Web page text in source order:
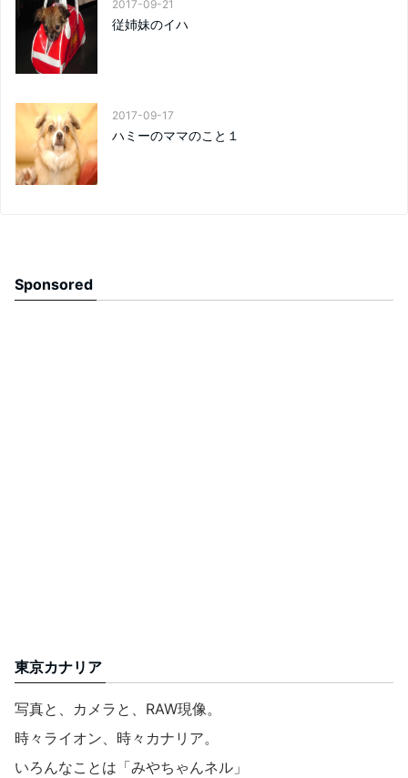
2017-09-21
従姉妹のイハ
2017-09-17
ハミーのママのこと１
Sponsored
東京カナリア
写真と、カメラと、RAW現像。
時々ライオン、時々カナリア。
いろんなことは「みやちゃんネル」